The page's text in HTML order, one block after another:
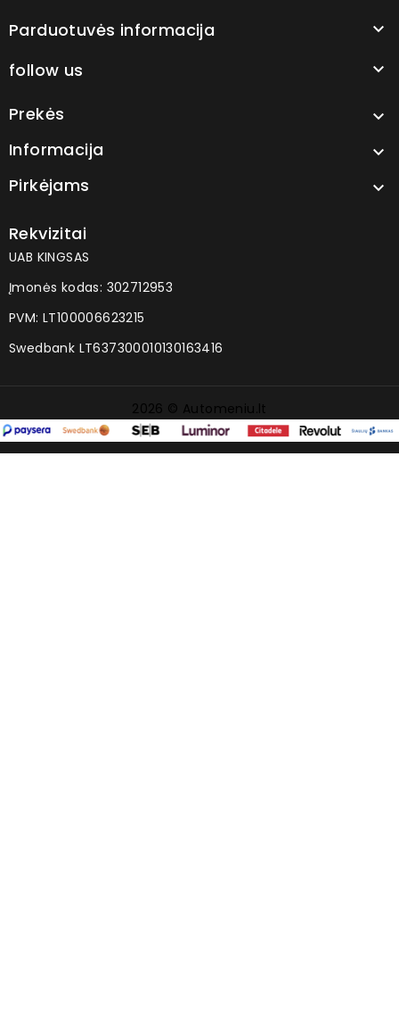
Parduotuvės informacija 
follow us 
Prekės 
Informacija 
Pirkėjams 
Rekvizitai
UAB KINGSAS
Įmonės kodas: 302712953
PVM: LT100006623215
Swedbank LT637300010130163416
2026 © Automeniu.lt